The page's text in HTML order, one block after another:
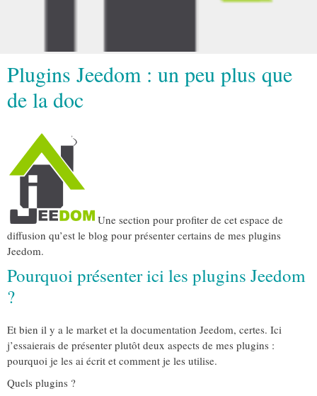
Plugins Jeedom : un peu plus que
de la doc
Une section pour profiter de cet espace de
diffusion qu’est le blog pour présenter certains de mes plugins
Jeedom.
Pourquoi présenter ici les plugins Jeedom
?
Et bien il y a le market et la documentation Jeedom, certes. Ici
j’essaierais de présenter plutôt deux aspects de mes plugins :
pourquoi je les ai écrit et comment je les utilise.
Quels plugins ?